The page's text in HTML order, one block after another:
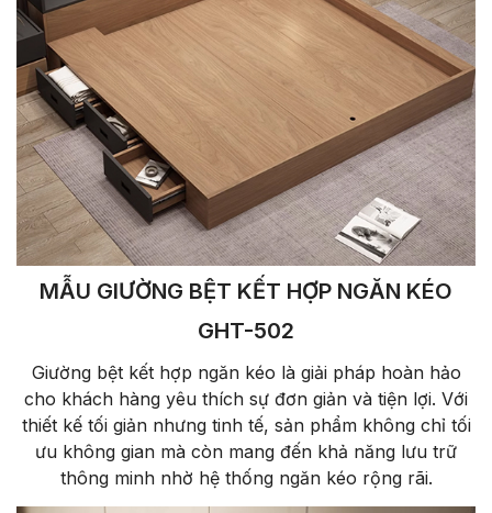
MẪU GIƯỜNG BỆT KẾT HỢP NGĂN KÉO
GHT-502
Giường bệt kết hợp ngăn kéo là giải pháp hoàn hảo
cho khách hàng yêu thích sự đơn giản và tiện lợi. Với
thiết kế tối giản nhưng tinh tế, sản phẩm không chỉ tối
ưu không gian mà còn mang đến khả năng lưu trữ
thông minh nhờ hệ thống ngăn kéo rộng rãi.